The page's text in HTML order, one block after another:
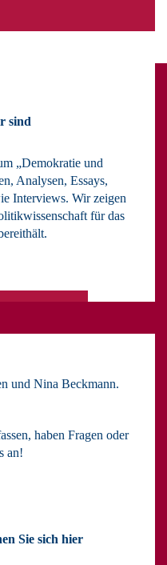
sind
„Demokratie und
Analysen, Essays,
Interviews. Wir zeigen
für das
und Nina Beckmann.
haben Fragen oder
an!
Sie sich hier